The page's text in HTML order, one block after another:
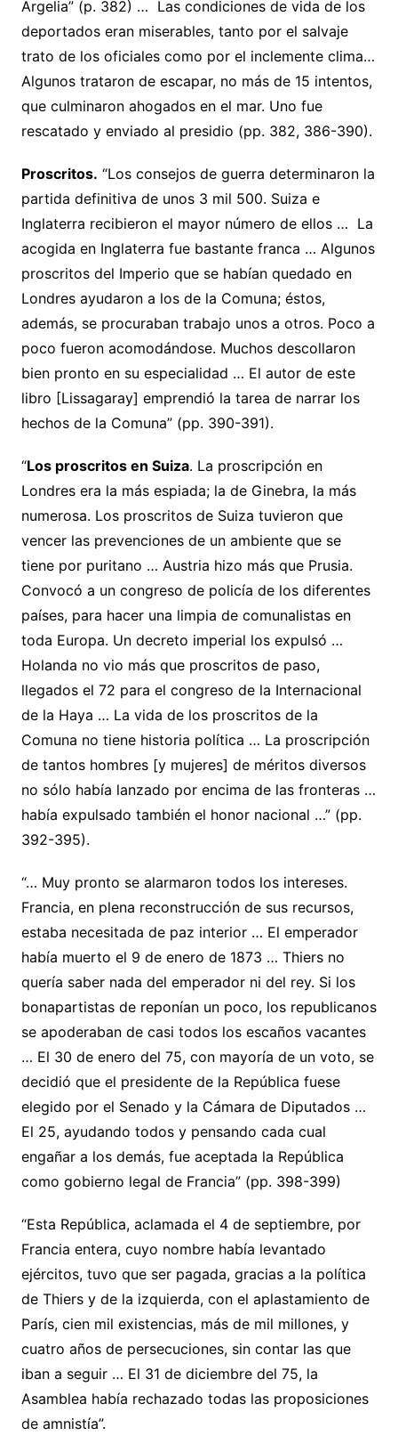
Argelia” (p. 382) … Las condiciones de vida de los
deportados eran miserables, tanto por el salvaje
trato de los oficiales como por el inclemente clima…
Algunos trataron de escapar, no más de 15 intentos,
que culminaron ahogados en el mar. Uno fue
rescatado y enviado al presidio (pp. 382, 386-390).
Proscritos. “Los consejos de guerra determinaron la
partida definitiva de unos 3 mil 500. Suiza e
Inglaterra recibieron el mayor número de ellos … La
acogida en Inglaterra fue bastante franca … Algunos
proscritos del Imperio que se habían quedado en
Londres ayudaron a los de la Comuna; éstos,
además, se procuraban trabajo unos a otros. Poco a
poco fueron acomodándose. Muchos descollaron
bien pronto en su especialidad … El autor de este
libro [Lissagaray] emprendió la tarea de narrar los
hechos de la Comuna” (pp. 390-391).
“Los proscritos en Suiza. La proscripción en
Londres era la más espiada; la de Ginebra, la más
numerosa. Los proscritos de Suiza tuvieron que
vencer las prevenciones de un ambiente que se
tiene por puritano … Austria hizo más que Prusia.
Convocó a un congreso de policía de los diferentes
países, para hacer una limpia de comunalistas en
toda Europa. Un decreto imperial los expulsó …
Holanda no vio más que proscritos de paso,
llegados el 72 para el congreso de la Internacional
de la Haya … La vida de los proscritos de la
Comuna no tiene historia política … La proscripción
de tantos hombres [y mujeres] de méritos diversos
no sólo había lanzado por encima de las fronteras …
había expulsado también el honor nacional …” (pp.
392-395).
“… Muy pronto se alarmaron todos los intereses.
Francia, en plena reconstrucción de sus recursos,
estaba necesitada de paz interior … El emperador
había muerto el 9 de enero de 1873 … Thiers no
quería saber nada del emperador ni del rey. Si los
bonapartistas de reponían un poco, los republicanos
se apoderaban de casi todos los escaños vacantes
… El 30 de enero del 75, con mayoría de un voto, se
decidió que el presidente de la República fuese
elegido por el Senado y la Cámara de Diputados …
El 25, ayudando todos y pensando cada cual
engañar a los demás, fue aceptada la República
como gobierno legal de Francia” (pp. 398-399)
“Esta República, aclamada el 4 de septiembre, por
Francia entera, cuyo nombre había levantado
ejércitos, tuvo que ser pagada, gracias a la política
de Thiers y de la izquierda, con el aplastamiento de
París, cien mil existencias, más de mil millones, y
cuatro años de persecuciones, sin contar las que
iban a seguir … El 31 de diciembre del 75, la
Asamblea había rechazado todas las proposiciones
de amnistía”.